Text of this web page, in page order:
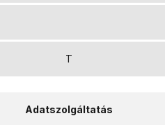
T
Adatszolgáltatás